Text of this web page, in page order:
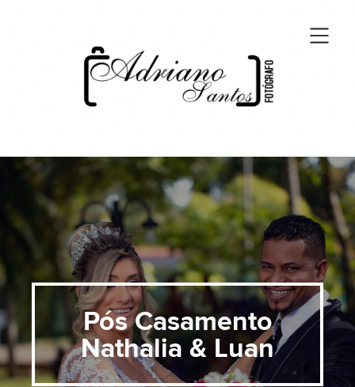
Pós Casamento
Nathalia & Luan